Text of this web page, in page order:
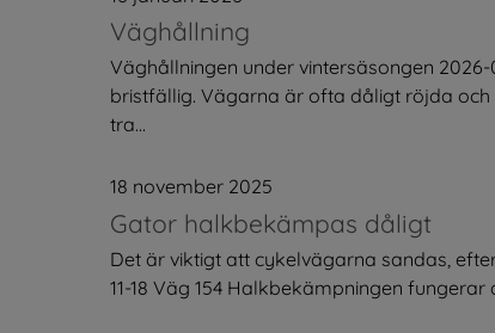
Väghållning
Väghållningen under vintersäsongen
bristfällig. Vägarna är ofta dåligt röjda
tra...
18 november 2025
Gator halkbekämpas dåligt
Det är viktigt att cykelvägarna sandas,
11-18 Väg 154 Halkbekämpningen